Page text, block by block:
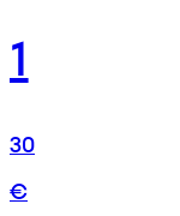
1
30
€